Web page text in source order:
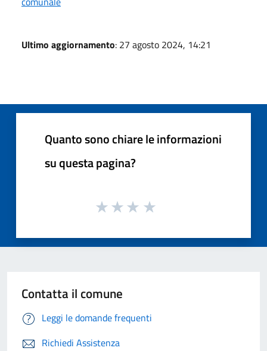
Ultimo aggiornamento: 27 agosto 2024, 14:21
Quanto sono chiare le informazioni
su questa pagina?
Contatta il comune
Leggi le domande frequenti
Richiedi Assistenza